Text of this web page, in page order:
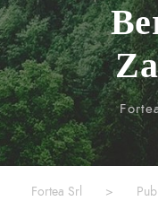
Fortea Srl >